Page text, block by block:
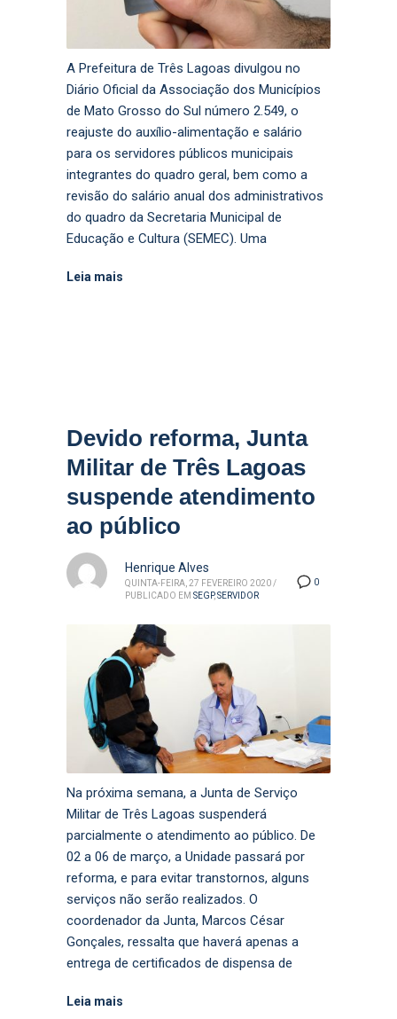
A Prefeitura de Três Lagoas divulgou no
Diário Oficial da Associação dos Municípios
de Mato Grosso do Sul número 2.549, o
reajuste do auxílio-alimentação e salário
para os servidores públicos municipais
integrantes do quadro geral, bem como a
revisão do salário anual dos administrativos
do quadro da Secretaria Municipal de
Educação e Cultura (SEMEC). Uma
Leia mais
Devido reforma, Junta
Militar de Três Lagoas
suspende atendimento
ao público
0
Henrique Alves
QUINTA-FEIRA, 27 FEVEREIRO 2020 /
PUBLICADO EM SEGP,SERVIDOR
Na próxima semana, a Junta de Serviço
Militar de Três Lagoas suspenderá
parcialmente o atendimento ao público. De
02 a 06 de março, a Unidade passará por
reforma, e para evitar transtornos, alguns
serviços não serão realizados. O
coordenador da Junta, Marcos César
Gonçales, ressalta que haverá apenas a
entrega de certificados de dispensa de
Leia mais